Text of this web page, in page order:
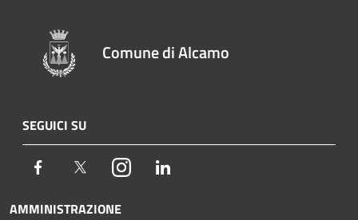
Comune di Alcamo
SEGUICI SU
Facebook TwitterInstagram
AMMINISTRAZIONE